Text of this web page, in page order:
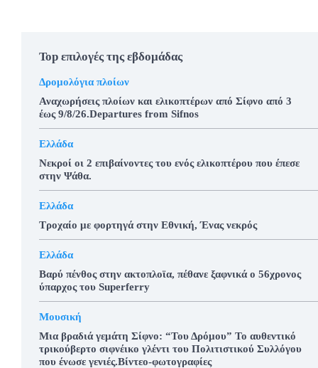
Top επιλογές της εβδομάδας
Δρομολόγια πλοίων
Αναχωρήσεις πλοίων και ελικοπτέρων από Σίφνο από 3
έως 9/8/26.Departures from Sifnos
Ελλάδα
Νεκροί οι 2 επιβαίνοντες του ενός ελικοπτέρου που έπεσε
στην Ψάθα.
Ελλάδα
Τροχαίο με φορτηγά στην Εθνική, Ένας νεκρός
Ελλάδα
Βαρύ πένθος στην ακτοπλοϊα, πέθανε ξαφνικά ο 56χρονος
ύπαρχος του Superferry
Μουσική
Μια βραδιά γεμάτη Σίφνο: “Του Δρόμου” Το αυθεντικό
τρικούβερτο σιφνέικο γλέντι του Πολιτιστικού Συλλόγου
που ένωσε γενιές.Βίντεο-φωτογραφίες